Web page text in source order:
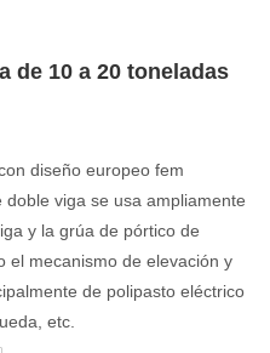
de 10 a 20 toneladas
diseño europeo fem
viga se usa ampliamente
y la grúa de pórtico de
el mecanismo de elevación y
de polipasto eléctrico
etc.